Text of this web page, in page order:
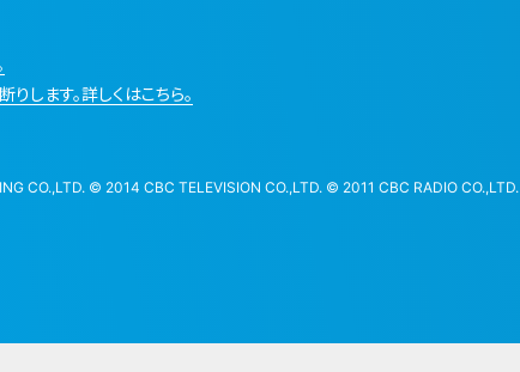
します。詳しくはこちら。
CO.,LTD. © 2014 CBC TELEVISION CO.,LTD. © 2011 CBC RADIO CO.,LTD.